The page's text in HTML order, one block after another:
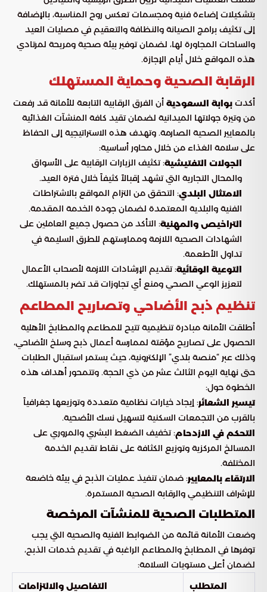
بتشكيلات إضاءة فنية ومجسمات تعكس روح المناسبة، بالإضافة
إلى تكثيف برامج الصيانة والنظافة والتعقيم في مصليات العيد
والساحات المجاورة لها، لضمان توفير بيئة صحية ومريحة لمرتادي
هذه المواقع خلال أيام الإجازة.
الرقابة الصحية وحماية المستهلك
أكدت بوابة السعودية أن الفرق الرقابية التابعة للأمانة قد رفعت
من وتيرة جولاتها الميدانية لضمان تقيد كافة المنشآت الغذائية
بالمعايير الصحية الصارمة. وتهدف هذه الاستراتيجية إلى الحفاظ
على سلامة الغذاء من خلال محاور أساسية:
الجولات التفتيشية: تكثيف الزيارات الرقابية على الأسواق
والمحال التجارية التي تشهد إقبالاً كثيفاً خلال فترة العيد.
الامتثال البلدي: التحقق من التزام المواقع بالاشتراطات
الفنية والبلدية المعتمدة لضمان جودة الخدمة المقدمة.
التراخيص والمهنية: التأكد من حصول جميع العاملين على
الشهادات الصحية اللازمة وممارستهم للطرق السليمة في
تداول الأطعمة.
التوعية الوقائية: تقديم الإرشادات اللازمة لأصحاب الأعمال
لتعزيز الوعي الصحي ومنع أي تجاوزات قد تضر بالمستهلك.
تنظيم ذبح الأضاحي وتصاريح المطاعم
أطلقت الأمانة مبادرة تنظيمية تتيح للمطاعم والمطابخ الأهلية
الحصول على تصاريح مؤقتة لممارسة أعمال ذبح وسلخ الأضاحي،
وذلك عبر “منصة بلدي” الإلكترونية، حيث يستمر استقبال الطلبات
حتى نهاية اليوم الثالث عشر من ذي الحجة. وتتمحور أهداف هذه
الخطوة حول:
تيسير الشعائر: إيجاد خيارات نظامية متعددة وتوزيعها جغرافياً
بالقرب من التجمعات السكنية لتسهيل نسك الأضحية.
التحكم في الازدحام: تخفيف الضغط البشري والمروري على
المسالخ المركزية وتوزيع الكثافة على نقاط تقديم الخدمة
المختلفة.
الارتقاء بالمعايير: ضمان تنفيذ عمليات الذبح في بيئة خاضعة
للإشراف التنظيمي والرقابة الصحية المستمرة.
المتطلبات الصحية للمنشآت المرخصة
وضعت الأمانة قائمة من الضوابط الفنية والصحية التي يجب
توفرها في المطابخ والمطاعم الراغبة في تقديم خدمات الذبح،
لضمان أعلى مستويات السلامة:
المتطلب
التفاصيل والالتزامات